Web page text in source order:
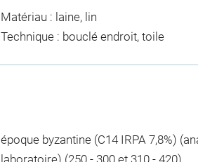
Matériau : laine, lin
Technique : bouclé endroit, toile
époque byzantine (C14 IRPA 7,8%)
laboratoire) (250 - 300 et 310 - 420)